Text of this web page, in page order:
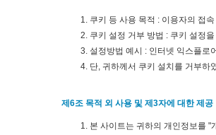
쿠키 등 사용 목적 : 이용자의 접
쿠키 설정 거부 방법 : 쿠키 설정
설정방법 예시 : 인터넷 익스플로
단, 귀하께서 쿠키 설치를 거부하
제6조 목적 외 사용 및 제3자에 대한 제공
본 사이트는 귀하의 개인정보를 "